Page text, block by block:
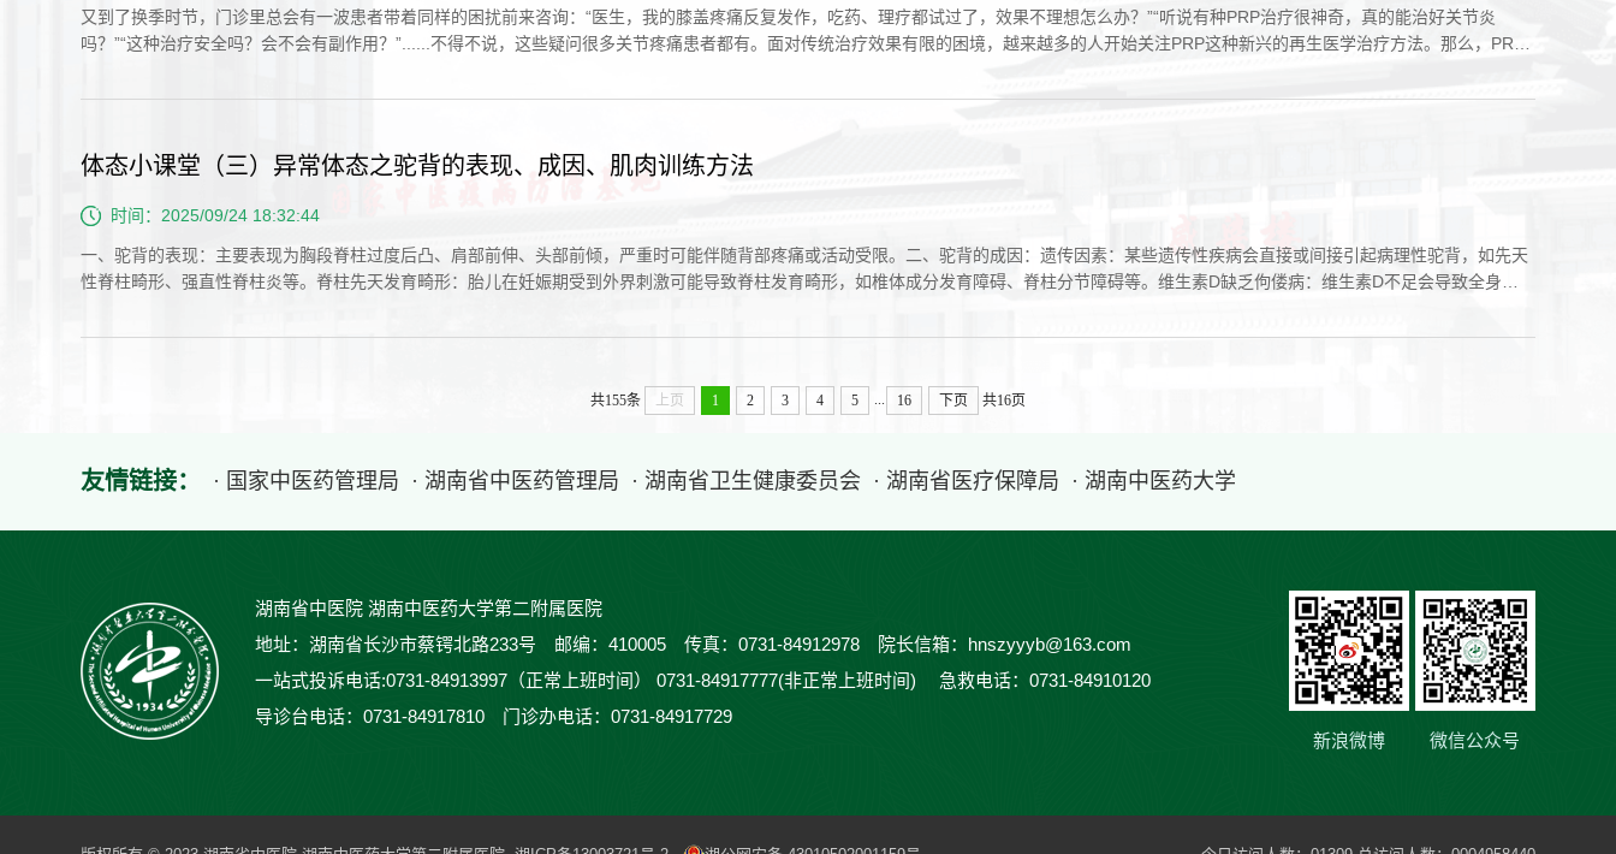
又到了换季时节，门诊里总会有一波患者带着同样的困扰前来咨询：“医生，我的膝盖疼痛反复发作，吃药、理疗都试过了，效果不理想怎么办？”“听说有种PRP治疗很神奇，真的能治好关节炎
吗？”“这种治疗安全吗？会不会有副作用？”......不得不说，这些疑问很多关节疼痛患者都有。面对传统治疗效果有限的困境，越来越多的人开始关注PRP这种新兴的再生医学治疗方法。那么，PRP
体态小课堂（三）异常体态之驼背的表现、成因、肌肉训练方法
时间：2025/09/24 18:32:44
一、驼背的表现：主要表现为胸段脊柱过度后凸、肩部前伸、头部前倾，严重时可能伴随背部疼痛或活动受限。二、驼背的成因：遗传因素：某些遗传性疾病会直接或间接引起病理性驼背，如先天
性脊柱畸形、强直性脊柱炎等。脊柱先天发育畸形：胎儿在妊娠期受到外界刺激可能导致脊柱发育畸形，如椎体成分发育障碍、脊柱分节障碍等。维生素D缺乏佝偻病：维生素D不足会导致全身钙
共155条 上页 1 2 3 4 5 16 下页 共16页
友情链接： · 国家中医药管理局 · 湖南省中医药管理局 · 湖南省卫生健康委员会 · 湖南省医疗保障局 · 湖南中医药大学
湖南省中医院 湖南中医药大学第二附属医院
地址：湖南省长沙市蔡锷北路233号 邮编：410005 传真：0731-84912978 院长信箱：hnszyyyb@163.com
一站式投诉电话:0731-84913997（正常上班时间） 0731-84917777(非正常上班时间) 急救电话：0731-84910120
导诊台电话：0731-84917810 门诊办电话：0731-84917729
新浪微博
微信公众号